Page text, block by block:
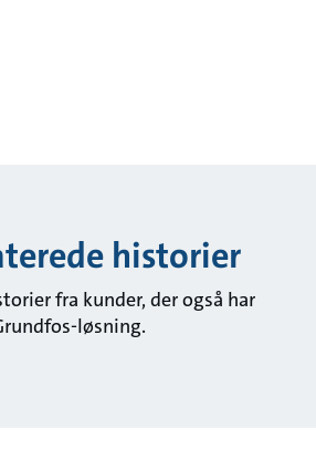
historier
fra kunder, der også har
løsning.